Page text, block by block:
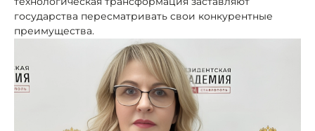
государства пересматривать свои конкурентные
преимущества.